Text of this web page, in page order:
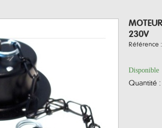
230V
Référence :
Disponible
quantité :